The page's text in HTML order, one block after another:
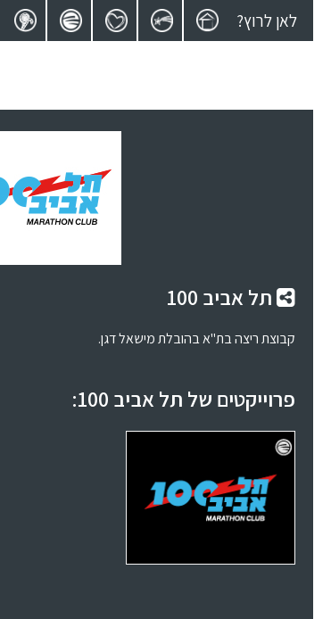
לאן לרוץ?
תל אביב 100
קבוצת ריצה בת"א בהובלת מישאל דגן.
פרוייקטים של תל אביב 100: